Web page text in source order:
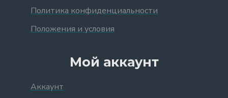
Политика конфиденциальности
Положения и условия
Мой аккаунт
Аккаунт